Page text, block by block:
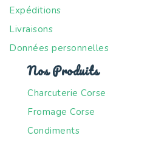
Expéditions
Livraisons
Données personnelles
Nos Produits
Charcuterie Corse
Fromage Corse
Condiments